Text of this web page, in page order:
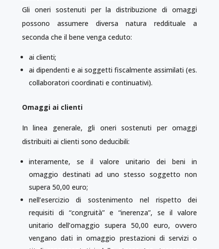
Gli oneri sostenuti per la distribuzione di omaggi
possono assumere diversa natura reddituale a
seconda che il bene venga ceduto:
ai clienti;
ai dipendenti e ai soggetti fiscalmente assimilati (es.
collaboratori coordinati e continuativi).
Omaggi ai clienti
In linea generale, gli oneri sostenuti per omaggi
distribuiti ai clienti sono deducibili:
interamente, se il valore unitario dei beni in
omaggio destinati ad uno stesso soggetto non
supera 50,00 euro;
nell’esercizio di sostenimento nel rispetto dei
requisiti di “congruità” e “inerenza”, se il valore
unitario dell’omaggio supera 50,00 euro, ovvero
vengano dati in omaggio prestazioni di servizi o